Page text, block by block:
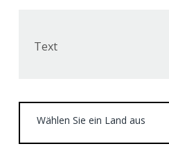
Text
ein